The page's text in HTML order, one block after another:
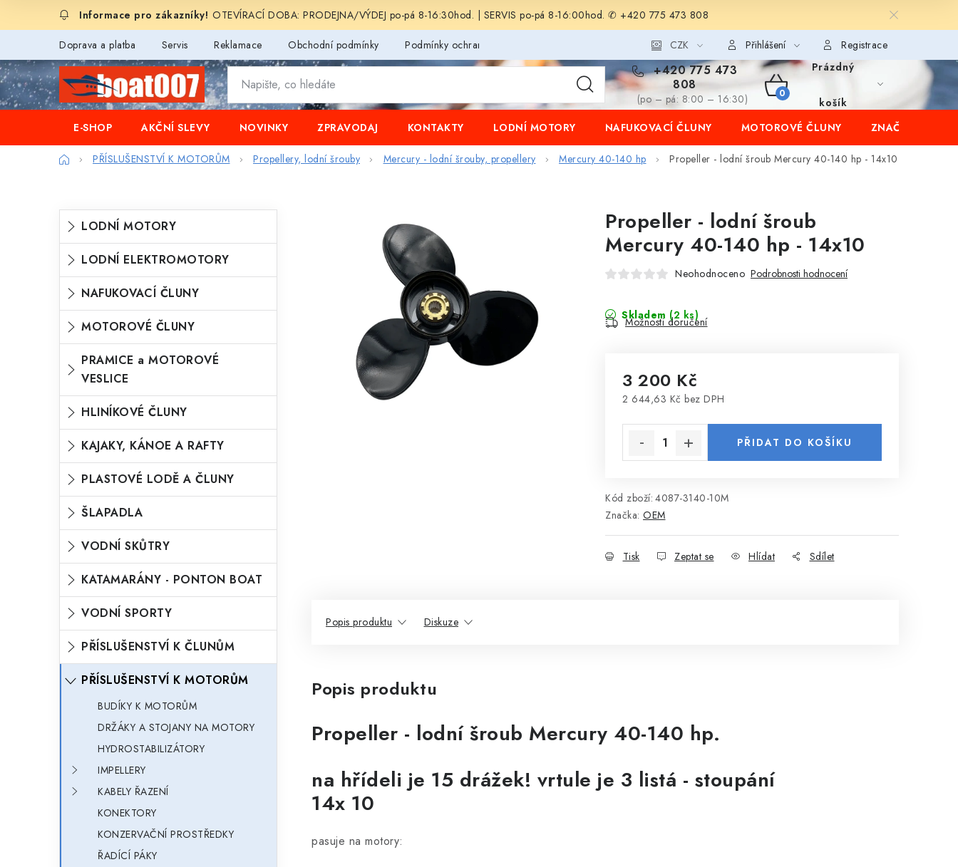
OTEVÍRACÍ DOBA: PRODEJNA/VÝDEJ po-pá 8-16:30hod. | SERVIS po-pá 8-16:00hod. ✆ +420 775 473 808
Doprava a platba Servis Reklamace Obchodní podmínky Podmínky ochrany osobních údajů CZK Přihlášení Registrace
+420 775 473
808
(po – pá: 8:00 – 16:30)
NÁKUPNÍ
KOŠÍK
Prázdný
košík
E-SHOP
AKČNÍ SLEVY NOVINKY ZPRAVODAJ KONTAKTY LODNÍ MOTORY NAFUKOVACÍ ČLUNY MOTOROVÉ ČLUNY ZNAČKY
DomůPŘÍSLUŠENSTVÍ K MOTORŮM Propellery, lodní šrouby Mercury - lodní šrouby, propellery Mercury 40-140 hp Propeller - lodní šroub Mercury 40-140 hp - 14x10
P
o
t
a
n
n
p
a
n
e
Přeskočit
kategorie
K
a
e
g
o
e
LODNÍ MOTORY
LODNÍ ELEKTROMOTORY
NAFUKOVACÍ ČLUNY
MOTOROVÉ ČLUNY
PRAMICE a MOTOROVÉ
VESLICE
HLINÍKOVÉ ČLUNY
KAJAKY, KÁNOE A RAFTY
PLASTOVÉ LODĚ A ČLUNY
ŠLAPADLA
VODNÍ SKŮTRY
KATAMARÁNY - PONTON BOAT
VODNÍ SPORTY
PŘÍSLUŠENSTVÍ K ČLUNŮM
PŘÍSLUŠENSTVÍ K MOTORŮM
BUDÍKY K MOTORŮM
DRŽÁKY A STOJANY NA MOTORY
HYDROSTABILIZÁTORY
IMPELLERY
KABELY ŘAZENÍ
KONEKTORY
KONZERVAČNÍ PROSTŘEDKY
ŘADÍCÍ PÁKY
Propeller - lodní šroub
Mercury 40-140 hp - 14x10
Neohodnoceno Podrobnosti hodnocení
Skladem (2 ks)
Možnosti doručení
3 200 Kč
2 644,63 Kč bez DPH
PŘIDAT DO KOŠÍKU
Kód zboží: 4087-3140-10M
Značka: OEM
Tisk Zeptat se Hlídat Sdílet
Popis produktu Diskuze
Popis produktu
Propeller - lodní šroub Mercury 40-140 hp.
na hřídeli je 15 drážek! vrtule je 3 listá - stoupání
14x 10
pasuje na motory: